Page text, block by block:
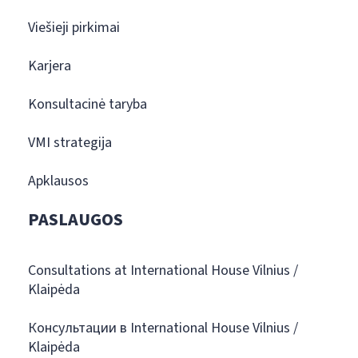
Viešieji pirkimai
Karjera
Konsultacinė taryba
VMI strategija
Apklausos
PASLAUGOS
Consultations at International House Vilnius /
Klaipėda
Консультации в International House Vilnius /
Klaipėda